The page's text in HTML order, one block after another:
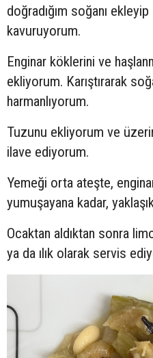
doğradığım soğanı
kavuruyorum.
Enginar köklerini ve
ekliyorum. Karıştırarak
harmanlıyorum.
Tuzunu ekliyorum ve
ilave ediyorum.
Yemeği orta ateşte,
yumuşayana kadar,
Ocaktan aldıktan sonra
ya da ılık olarak servis